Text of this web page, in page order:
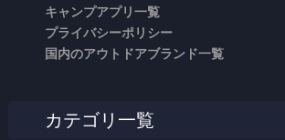
キャンプアプリ一覧
プライバシーポリシー
国内のアウトドアブランド一覧
カテゴリ一覧